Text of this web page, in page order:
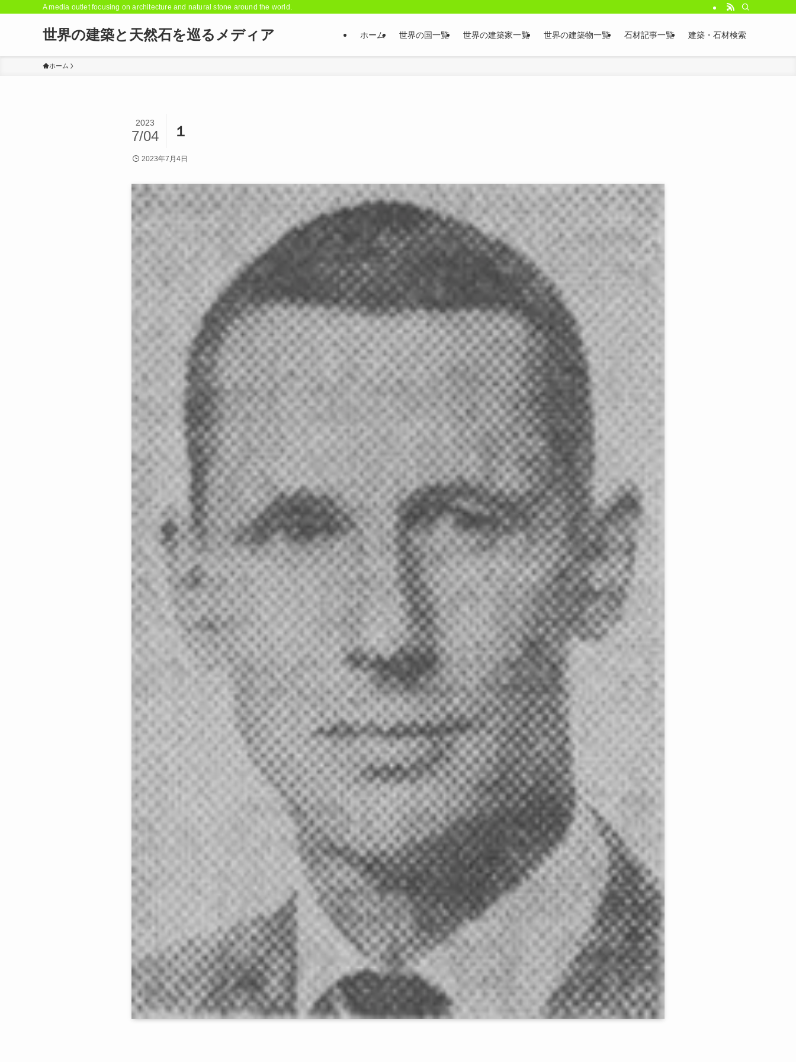
A media outlet focusing on architecture and natural stone around the world.
世界の建築と天然石を巡るメディア ホーム 世界の国一覧 世界の建築家一覧 世界の建築物一覧 石材記事一覧 建築・石材検索
ホーム
１
2023
7/04
2023年7月4日